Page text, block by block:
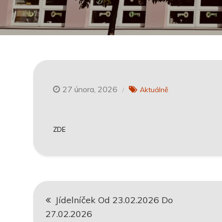
27 února, 2026 Aktuálně
ZDE
Navigace
Jídelníček Od 23.02.2026 Do
27.02.2026